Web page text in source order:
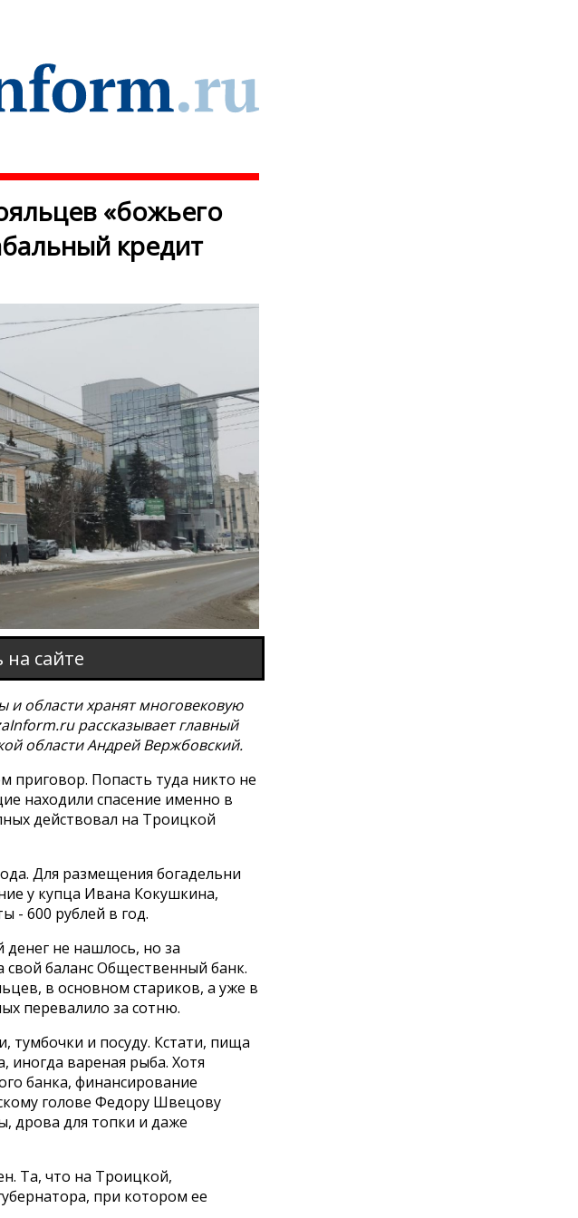
«божьего
кредит
на сайте
области хранят многовековую
рассказывает главный
области Андрей Вержбовский.
приговор. Попасть туда никто не
находили спасение именно в
действовал на Троицкой
Для размещения богадельни
у купца Ивана Кокушкина,
- 600 рублей в год.
денег не нашлось, но за
свой баланс Общественный банк.
в основном стариков, а уже в
перевалило за сотню.
тумбочки и посуду. Кстати, пища
вареная рыба. Хотя
банка, финансирование
голове Федору Швецову
дрова для топки и даже
Та, что на Троицкой,
при котором ее